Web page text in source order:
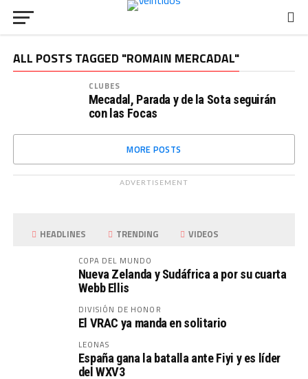
ALL POSTS TAGGED "ROMAIN MERCADAL"
CLUBES
Mecadal, Parada y de la Sota seguirán
con las Focas
MORE POSTS
ADVERTISEMENT
HEADLINES TRENDING VIDEOS
COPA DEL MUNDO
Nueva Zelanda y Sudáfrica a por su cuarta
Webb Ellis
DIVISIÓN DE HONOR
El VRAC ya manda en solitario
LEONAS
España gana la batalla ante Fiyi y es líder
del WXV3